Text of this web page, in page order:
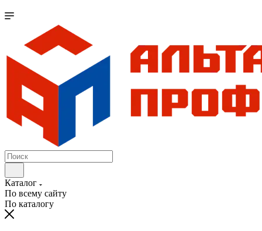
Каталог
По всему сайту
По каталогу